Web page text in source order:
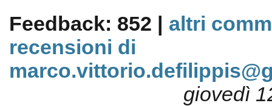
Feedback: 852 | altri
recensioni di
giovedì